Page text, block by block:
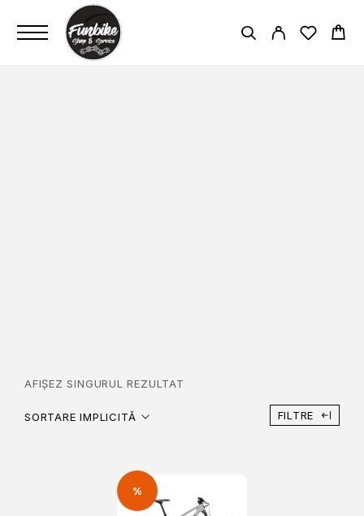
AFIȘEZ SINGURUL REZULTAT
SORTARE IMPLICITĂ FILTRE
%